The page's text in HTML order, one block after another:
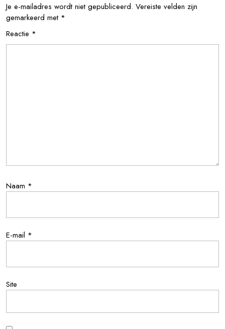
Je e-mailadres wordt niet gepubliceerd. Vereiste velden zijn
gemarkeerd met *
Reactie *
Naam *
E-mail *
Site